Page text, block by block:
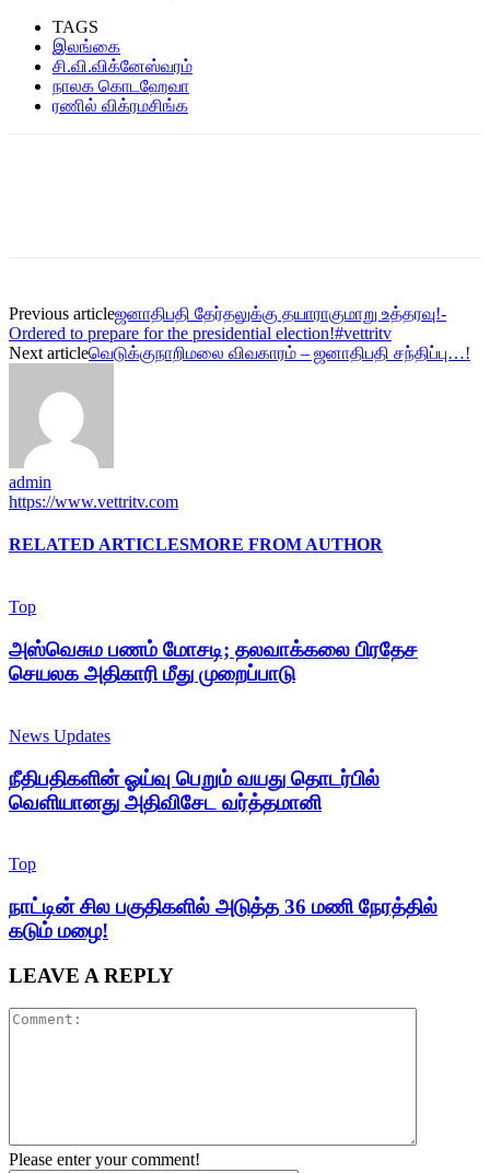
TAGS
இலங்கை
சி.வி.விக்னேஸ்வரம்
நாலக கொடஹேவா
ரணில் விக்ரமசிங்க
Previous articleஜனாதிபதி தேர்தலுக்கு தயாராகுமாறு உத்தரவு!-
Ordered to prepare for the presidential election!#vettritv
Next articleவெடுக்குநாறிமலை விவகாரம் – ஜனாதிபதி சந்திப்பு…!
admin
https://www.vettritv.com
RELATED ARTICLESMORE FROM AUTHOR
Top
அஸ்வெசும பணம் மோசடி; தலவாக்கலை பிரதேச
செயலக அதிகாரி மீது முறைப்பாடு
News Updates
நீதிபதிகளின் ஓய்வு பெறும் வயது தொடர்பில்
வெளியானது அதிவிசேட வர்த்தமானி
Top
நாட்டின் சில பகுதிகளில் அடுத்த 36 மணி நேரத்தில்
கடும் மழை!
LEAVE A REPLY
Please enter your comment!